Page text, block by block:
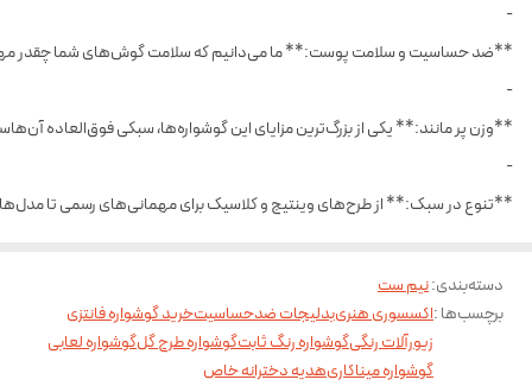
-
**ضد حساسیت و سلامت پوست:** ما می‌دانیم که سلامت گوش‌های شما چقدر مهم
-
**وزن پر مانند:** یکی از بزرگ‌ترین مزایای این گوشواره‌ها، سبکی فوق‌العاده
-
**تنوع در سبک:** از طرح‌های وینتیج و کلاسیک برای مهمانی‌های رسمی تا مدل‌های
دسته‌بندی:نیم ست
برچسب‌ها :اکسسوری هنریبدلیجات ضدحساسیتخرید گوشواره فانتزی
زیورآلات رنگیگوشواره رنگ ثابتگوشواره طرح گلگوشواره لعابی
گوشواره میناکاریهدیه دخترانه خاص